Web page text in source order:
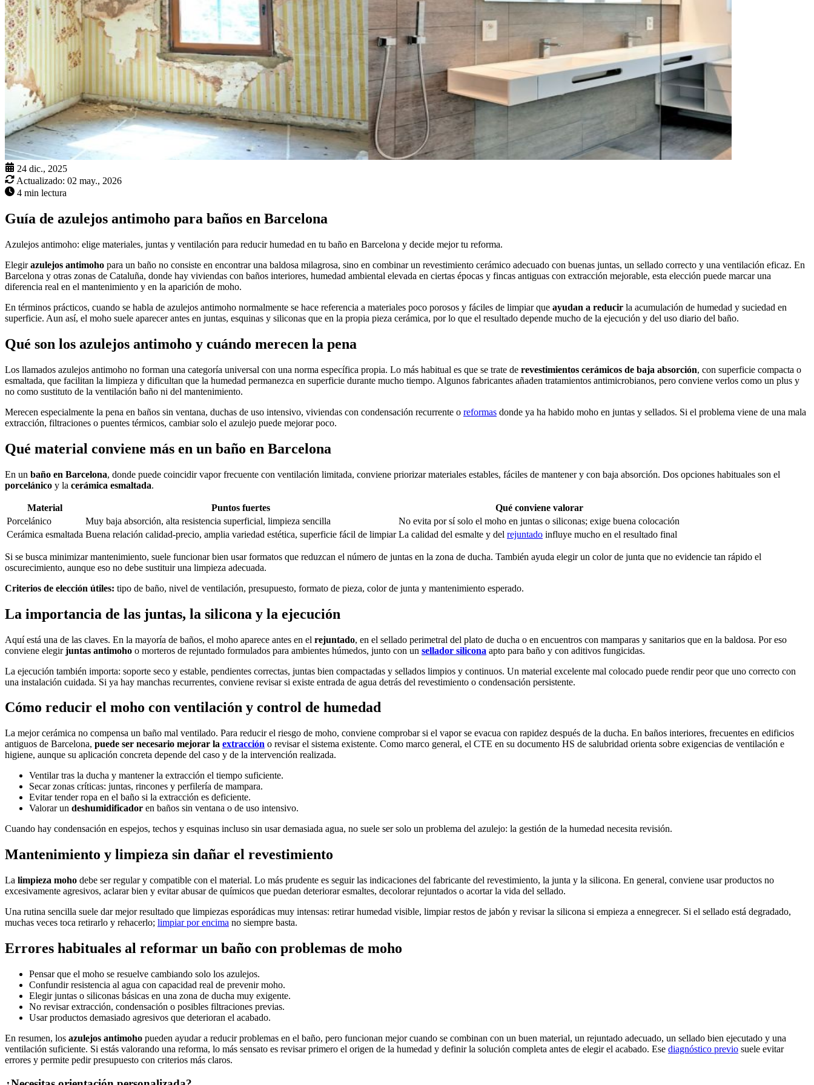
24 dic., 2025
Actualizado: 02 may., 2026
4 min lectura
Guía de azulejos antimoho para baños en Barcelona
Azulejos antimoho: elige materiales, juntas y ventilación para reducir humedad en tu baño en Barcelona y decide mejor tu reforma.
Elegirazulejos antimoho para un baño no consiste en encontrar una baldosa milagrosa, sino en combinar un revestimiento cerámico adecuado con buenas juntas, un sellado correcto y una ventilación eficaz. En
Barcelona y otras zonas de Cataluña, donde hay viviendas con baños interiores, humedad ambiental elevada en ciertas épocas y fincas antiguas con extracción mejorable, esta elección puede marcar una
diferencia real en el mantenimiento y en la aparición de moho.
En términos prácticos, cuando se habla de azulejos antimoho normalmente se hace referencia a materiales poco porosos y fáciles de limpiar que ayudan a reducir la acumulación de humedad y suciedad en
superficie. Aun así, el moho suele aparecer antes en juntas, esquinas y siliconas que en la propia pieza cerámica, por lo que el resultado depende mucho de la ejecución y del uso diario del baño.
Qué son los azulejos antimoho y cuándo merecen la pena
Los llamados azulejos antimoho no forman una categoría universal con una norma específica propia. Lo más habitual es que se trate de revestimientos cerámicos de baja absorción, con superficie compacta o
esmaltada, que facilitan la limpieza y dificultan que la humedad permanezca en superficie durante mucho tiempo. Algunos fabricantes añaden tratamientos antimicrobianos, pero conviene verlos como un plus y
no como sustituto de la ventilación baño ni del mantenimiento.
Merecen especialmente la pena en baños sin ventana, duchas de uso intensivo, viviendas con condensación recurrente o reformas donde ya ha habido moho en juntas y sellados. Si el problema viene de una mala
extracción, filtraciones o puentes térmicos, cambiar solo el azulejo puede mejorar poco.
Qué material conviene más en un baño en Barcelona
En un baño en Barcelona, donde puede coincidir vapor frecuente con ventilación limitada, conviene priorizar materiales estables, fáciles de mantener y con baja absorción. Dos opciones habituales son el
porcelánico y la cerámica esmaltada.
Material Puntos fuertes
Qué conviene valorar
Porcelánico
Muy baja absorción, alta resistencia superficial, limpieza sencilla
No evita por sí solo el moho en juntas o siliconas; exige buena colocación
Cerámica esmaltada Buena relación calidad-precio, amplia variedad estética, superficie fácil de limpiar La calidad del esmalte y del rejuntado influye mucho en el resultado final
Si se busca minimizar mantenimiento, suele funcionar bien usar formatos que reduzcan el número de juntas en la zona de ducha. También ayuda elegir un color de junta que no evidencie tan rápido el
oscurecimiento, aunque eso no debe sustituir una limpieza adecuada.
Criterios de elección útiles: tipo de baño, nivel de ventilación, presupuesto, formato de pieza, color de junta y mantenimiento esperado.
La importancia de las juntas, la silicona y la ejecución
Aquí está una de las claves. En la mayoría de baños, el moho aparece antes en el rejuntado, en el sellado perimetral del plato de ducha o en encuentros con mamparas y sanitarios que en la baldosa. Por eso
conviene elegirjuntas antimoho o morteros de rejuntado formulados para ambientes húmedos, junto con un sellador silicona apto para baño y con aditivos fungicidas.
La ejecución también importa: soporte seco y estable, pendientes correctas, juntas bien compactadas y sellados limpios y continuos. Un material excelente mal colocado puede rendir peor que uno correcto con
una instalación cuidada. Si ya hay manchas recurrentes, conviene revisar si existe entrada de agua detrás del revestimiento o condensación persistente.
Cómo reducir el moho con ventilación y control de humedad
La mejor cerámica no compensa un baño mal ventilado. Para reducir el riesgo de moho, conviene comprobar si el vapor se evacua con rapidez después de la ducha. En baños interiores, frecuentes en edificios
antiguos de Barcelona, puede ser necesario mejorar la extracción o revisar el sistema existente. Como marco general, el CTE en su documento HS de salubridad orienta sobre exigencias de ventilación e
higiene, aunque su aplicación concreta depende del caso y de la intervención realizada.
Ventilar tras la ducha y mantener la extracción el tiempo suficiente.
Secar zonas críticas: juntas, rincones y perfilería de mampara.
Evitar tender ropa en el baño si la extracción es deficiente.
Valorar un deshumidificador en baños sin ventana o de uso intensivo.
Cuando hay condensación en espejos, techos y esquinas incluso sin usar demasiada agua, no suele ser solo un problema del azulejo: la gestión de la humedad necesita revisión.
Mantenimiento y limpieza sin dañar el revestimiento
La limpieza moho debe ser regular y compatible con el material. Lo más prudente es seguir las indicaciones del fabricante del revestimiento, la junta y la silicona. En general, conviene usar productos no
excesivamente agresivos, aclarar bien y evitar abusar de químicos que puedan deteriorar esmaltes, decolorar rejuntados o acortar la vida del sellado.
Una rutina sencilla suele dar mejor resultado que limpiezas esporádicas muy intensas: retirar humedad visible, limpiar restos de jabón y revisar la silicona si empieza a ennegrecer. Si el sellado está degradado,
muchas veces toca retirarlo y rehacerlo; limpiar por encima no siempre basta.
Errores habituales al reformar un baño con problemas de moho
Pensar que el moho se resuelve cambiando solo los azulejos.
Confundir resistencia al agua con capacidad real de prevenir moho.
Elegir juntas o siliconas básicas en una zona de ducha muy exigente.
No revisar extracción, condensación o posibles filtraciones previas.
Usar productos demasiado agresivos que deterioran el acabado.
En resumen, los azulejos antimoho pueden ayudar a reducir problemas en el baño, pero funcionan mejor cuando se combinan con un buen material, un rejuntado adecuado, un sellado bien ejecutado y una
ventilación suficiente. Si estás valorando una reforma, lo más sensato es revisar primero el origen de la humedad y definir la solución completa antes de elegir el acabado. Ese diagnóstico previo suele evitar
errores y permite pedir presupuesto con criterios más claros.